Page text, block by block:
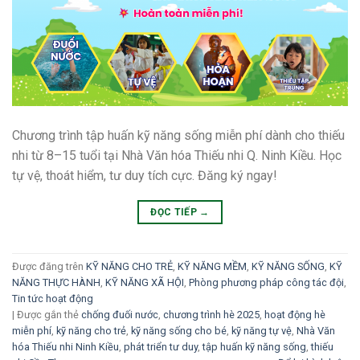
Chương trình tập huấn kỹ năng sống miễn phí dành cho thiếu
nhi từ 8–15 tuổi tại Nhà Văn hóa Thiếu nhi Q. Ninh Kiều. Học
tự vệ, thoát hiểm, tư duy tích cực. Đăng ký ngay!
ĐỌC TIẾP →
Được đăng trên KỸ NĂNG CHO TRẺ, KỸ NĂNG MỀM, KỸ NĂNG SỐNG, KỸ
NĂNG THỰC HÀNH, KỸ NĂNG XÃ HỘI, Phòng phương pháp công tác đội,
Tin tức hoạt động
| Được gắn thẻ chống đuối nước, chương trình hè 2025, hoạt động hè
miễn phí, kỹ năng cho trẻ, kỹ năng sống cho bé, kỹ năng tự vệ, Nhà Văn
hóa Thiếu nhi Ninh Kiều, phát triển tư duy,tập huấn kỹ năng sống,thiếu